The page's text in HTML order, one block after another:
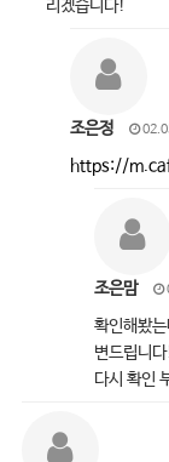
리겠습니다!
조은정
https://
조은맘
확인해봤
변드립니
다시 확인